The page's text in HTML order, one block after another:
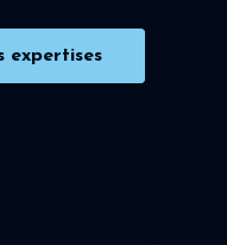
expertises